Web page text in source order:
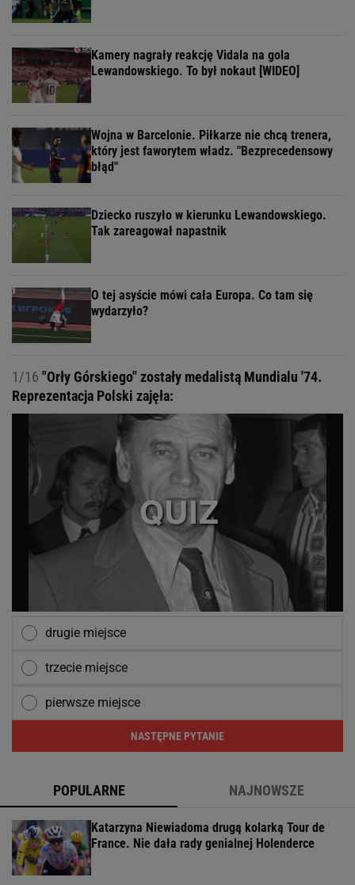
Kamery nagrały reakcję Vidala na gola
Lewandowskiego. To był nokaut [WIDEO]
Wojna w Barcelonie. Piłkarze nie chcą trenera,
który jest faworytem władz. "Bezprecedensowy
błąd"
Dziecko ruszyło w kierunku Lewandowskiego.
Tak zareagował napastnik
O tej asyście mówi cała Europa. Co tam się
wydarzyło?
1/16 "Orły Górskiego" zostały medalistą Mundialu '74.
Reprezentacja Polski zajęła:
drugie miejsce
trzecie miejsce
pierwsze miejsce
NASTĘPNE PYTANIE
POPULARNE NAJNOWSZE
Katarzyna Niewiadoma drugą kolarką Tour de
France. Nie dała rady genialnej Holenderce